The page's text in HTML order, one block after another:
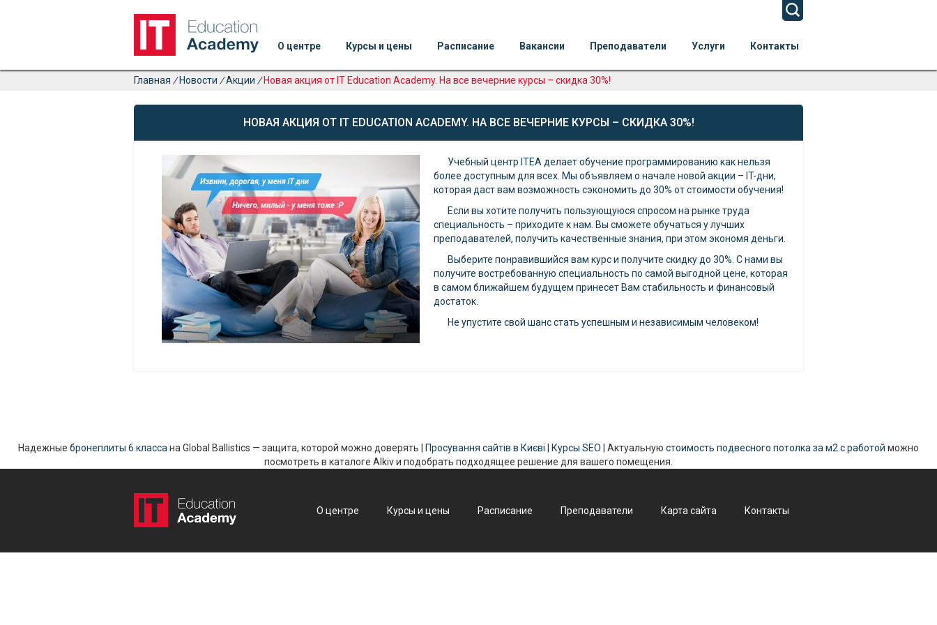
О центре Курсы и цены Расписание Вакансии Преподаватели Услуги Контакты
Главная / Новости /Акции / Новая акция от IT Education Academy. На все вечерние курсы – скидка 30%!
НОВАЯ АКЦИЯ ОТ IT EDUCATION ACADEMY. НА ВСЕ ВЕЧЕРНИЕ КУРСЫ – СКИДКА 30%!
Учебный центр ITEA делает обучение программированию как нельзя
более доступным для всех. Мы объявляем о начале новой акции – IT-дни,
которая даст вам возможность сэкономить до 30% от стоимости обучения!
Если вы хотите получить пользующуюся спросом на рынке труда
специальность – приходите к нам. Вы сможете обучаться у лучших
преподавателей, получить качественные знания, при этом экономя деньги.
Выберите понравившийся вам курс и получите скидку до 30%. С нами вы
получите востребованную специальность по самой выгодной цене, которая
в самом ближайшем будущем принесет Вам стабильность и финансовый
достаток.
Не упустите свой шанс стать успешным и независимым человеком!
Надежные бронеплиты 6 класса на Global Ballistics — защита, которой можно доверять | Просування сайтів в Києві Курсы SEO | Актуальную стоимость подвесного потолка за м2 с работой можно
посмотреть в каталоге Alkiv и подобрать подходящее решение для вашего помещения.
О центре Курсы и цены Расписание Преподаватели Карта сайта Контакты